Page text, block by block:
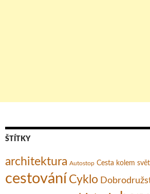
ŠTÍTKY
architektura Autostop Cesta kolem
cestování Cyklo